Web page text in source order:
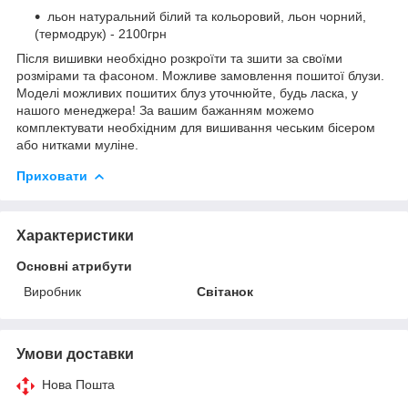
льон натуральний білий та кольоровий, льон чорний,
(термодрук) - 2100грн
Після вишивки необхідно розкроїти та зшити за своїми
розмірами та фасоном. Можливе замовлення пошитої блузи.
Моделі можливих пошитих блуз уточнюйте, будь ласка, у
нашого менеджера! За вашим бажанням можемо
комплектувати необхідним для вишивання чеським бісером
або нитками муліне.
Приховати
Характеристики
Основні атрибути
Виробник
Світанок
Умови доставки
Нова Пошта